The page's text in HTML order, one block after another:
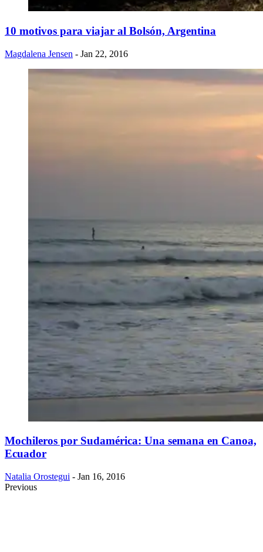
10 motivos para viajar al Bolsón, Argentina
Magdalena Jensen - Jan 22, 2016
Mochileros por Sudamérica: Una semana en Canoa,
Ecuador
Natalia Orostegui - Jan 16, 2016
Previous